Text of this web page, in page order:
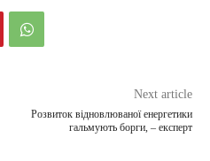
Next article
Розвиток відновлюваної енергетики
гальмують борги, – експерт